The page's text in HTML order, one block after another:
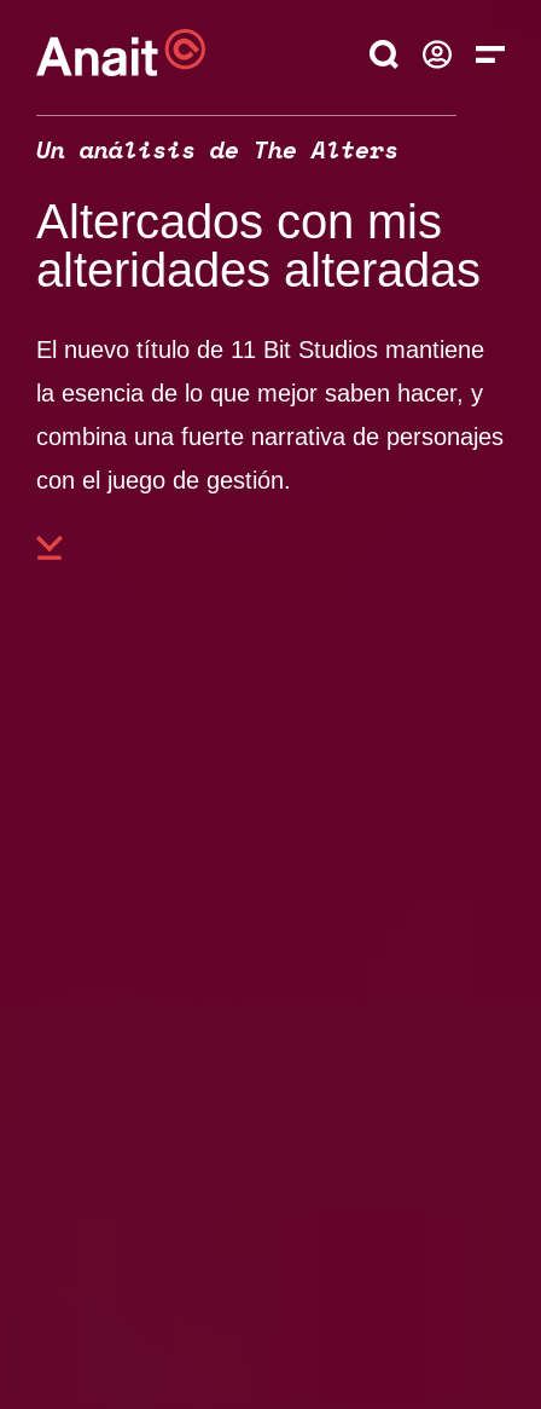
Un análisis de The Alters
Altercados con mis
alteridades alteradas
El nuevo título de 11 Bit Studios mantiene
la esencia de lo que mejor saben hacer, y
combina una fuerte narrativa de personajes
con el juego de gestión.